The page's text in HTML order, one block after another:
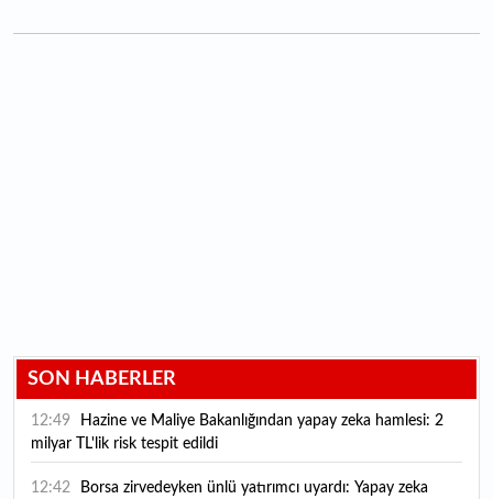
SON HABERLER
12:49
milyar TL'lik risk tespit edildi
12:42